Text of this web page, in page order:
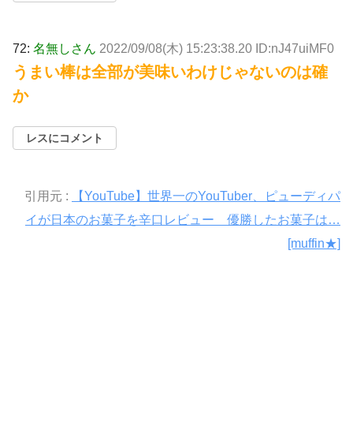
72: 名無しさん 2022/09/08(木) 15:23:38.20 ID:nJ47uiMF0
うまい棒は全部が美味いわけじゃないのは確
か
レスにコメント
引用元 :
【YouTube】世界一のYouTuber、ピューディパ
イが日本のお菓子を辛口レビュー 優勝したお菓子は…
[muffin★]